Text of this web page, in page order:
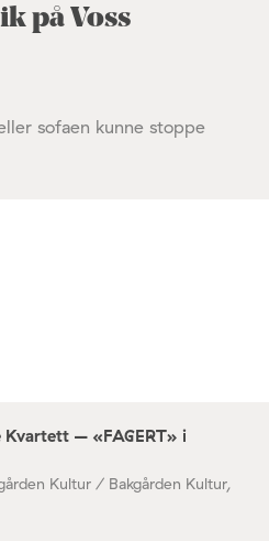
på Voss
sofaen kunne stoppe
Kvartett – «FAGERT» i
Kultur / Bakgården Kultur,